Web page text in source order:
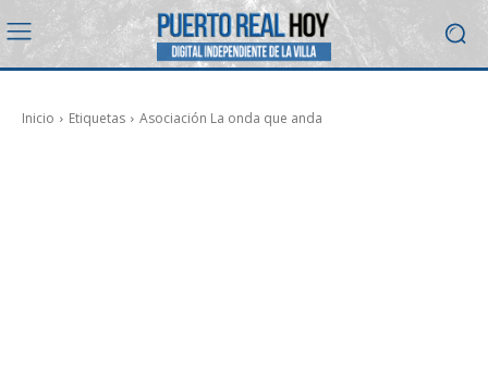
Inicio Etiquetas Asociación La onda que anda